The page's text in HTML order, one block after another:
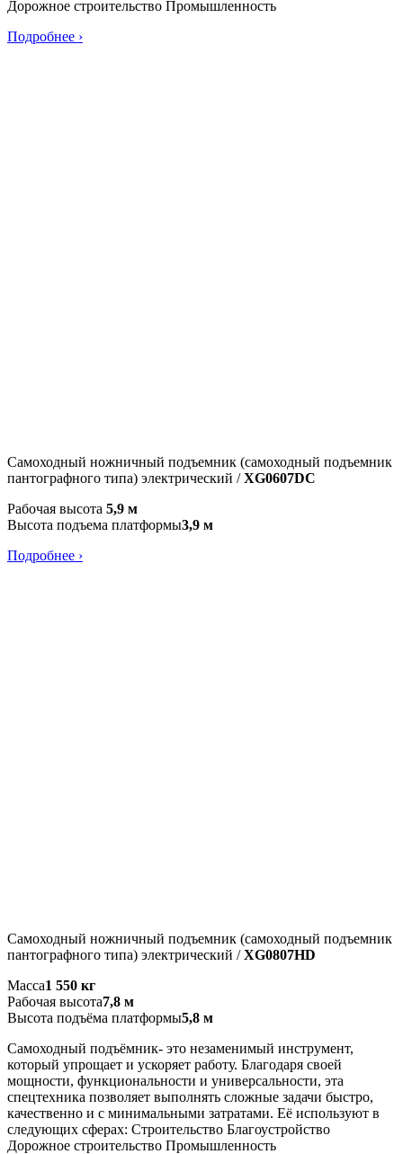
Дорожное строительство Промышленность
Подробнее ›
Самоходный ножничный подъемник (самоходный подъемник
пантографного типа) электрический /XG0607DC
Рабочая высота 5,9 м
Высота подъема платформы3,9 м
Подробнее ›
Самоходный ножничный подъемник (самоходный подъемник
пантографного типа) электрический /XG0807HD
Масса1 550 кг
Рабочая высота7,8 м
Высота подъёма платформы5,8 м
Самоходный подъёмник- это незаменимый инструмент,
который упрощает и ускоряет работу. Благодаря своей
мощности, функциональности и универсальности, эта
спецтехника позволяет выполнять сложные задачи быстро,
качественно и с минимальными затратами. Её используют в
следующих сферах: Строительство Благоустройство
Дорожное строительство Промышленность